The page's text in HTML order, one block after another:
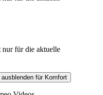
nur für die aktuelle
ausblenden für Komfort